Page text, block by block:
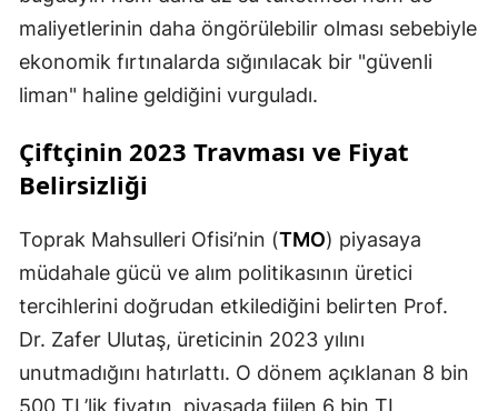
Samsun
Siirt
Tokat
Trabzon
Tunceli
Şanlıurfa
maliyetlerinin daha öngörülebilir olması sebebiyle
ekonomik fırtınalarda sığınılacak bir "güvenli
liman" haline geldiğini vurguladı.
Çiftçinin 2023 Travması ve Fiyat
Belirsizliği
Toprak Mahsulleri Ofisi’nin (TMO) piyasaya
müdahale gücü ve alım politikasının üretici
tercihlerini doğrudan etkilediğini belirten Prof.
Dr. Zafer Ulutaş, üreticinin 2023 yılını
unutmadığını hatırlattı. O dönem açıklanan 8 bin
500 TL’lik fiyatın, piyasada fiilen 6 bin TL